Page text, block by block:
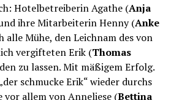
Hotelbetreiberin Agathe (Anja
ihre Mitarbeiterin Henny (Anke
alle Mühe, den Leichnam des von
vergifteten Erik (Thomas
zu lassen. Mit mäßigem Erfolg.
schmucke Erik“ wieder durchs
vor allem von Anneliese (Bettina